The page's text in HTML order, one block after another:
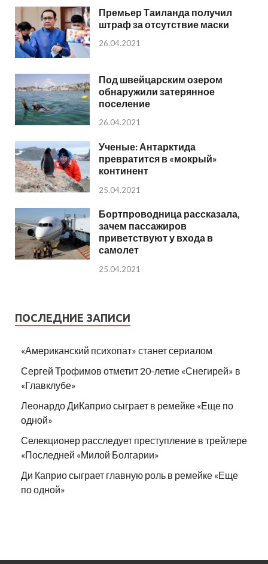
Премьер Таиланда получил
штраф за отсутствие маски
26.04.2021
Под швейцарским озером
обнаружили затерянное
поселение
26.04.2021
Ученые: Антарктида
превратится в «мокрый»
континент
25.04.2021
Бортпроводница рассказала,
зачем пассажиров
приветствуют у входа в
самолет
25.04.2021
ПОСЛЕДНИЕ ЗАПИСИ
«Американский психопат» станет сериалом
Сергей Трофимов отметит 20-летие «Снегирей» в
«Главклубе»
Леонардо ДиКаприо сыграет в ремейке «Еще по
одной»
Селекционер расследует преступление в трейлере
«Последней «Милой Болгарии»
Ди Каприо сыграет главную роль в ремейке «Еще
по одной»